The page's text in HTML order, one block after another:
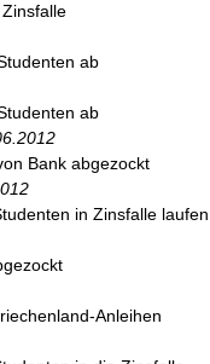
ab
ab
Bank abgezockt
in Zinsfalle laufen
Anleihen